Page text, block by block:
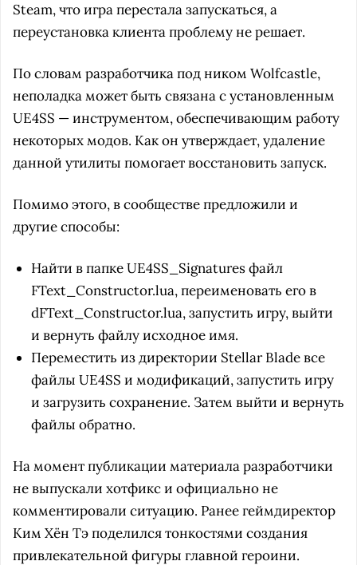
Steam, что игра перестала запускаться, а
переустановка клиента проблему не решает.
По словам разработчика под ником Wolfcastle,
неполадка может быть связана с установленным
UE4SS — инструментом, обеспечивающим работу
некоторых модов. Как он утверждает, удаление
данной утилиты помогает восстановить запуск.
Помимо этого, в сообществе предложили и
другие способы:
Найти в папке UE4SS_Signatures файл
FText_Constructor.lua, переименовать его в
dFText_Constructor.lua, запустить игру, выйти
и вернуть файлу исходное имя.
Переместить из директории Stellar Blade все
файлы UE4SS и модификаций, запустить игру
и загрузить сохранение. Затем выйти и вернуть
файлы обратно.
На момент публикации материала разработчики
не выпускали хотфикс и официально не
комментировали ситуацию. Ранее геймдиректор
Ким Хён Тэ поделился тонкостями создания
привлекательной фигуры главной героини.